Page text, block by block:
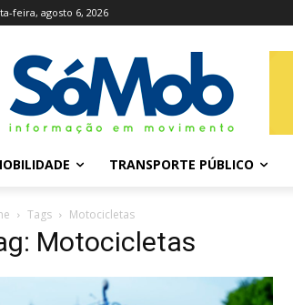
feira, agosto 6, 2026
TRANSPORTE PÚBLICO
Tags Motocicletas
Motocicletas